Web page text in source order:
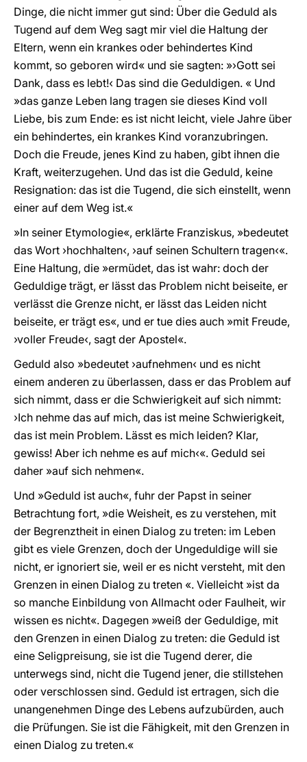
Dinge, die nicht immer gut sind: Über die Geduld als
Tugend auf dem Weg sagt mir viel die Haltung der
Eltern, wenn ein krankes oder behindertes Kind
kommt, so geboren wird« und sie sagten: »›Gott sei
Dank, dass es lebt!‹ Das sind die Geduldigen. « Und
»das ganze Leben lang tragen sie dieses Kind voll
Liebe, bis zum Ende: es ist nicht leicht, viele Jahre über
ein behindertes, ein krankes Kind voranzubringen.
Doch die Freude, jenes Kind zu haben, gibt ihnen die
Kraft, weiterzugehen. Und das ist die Geduld, keine
Resignation: das ist die Tugend, die sich einstellt, wenn
einer auf dem Weg ist.«
»In seiner Etymologie«, erklärte Franziskus, »bedeutet
das Wort ›hochhalten‹, ›auf seinen Schultern tragen‹«.
Eine Haltung, die »ermüdet, das ist wahr: doch der
Geduldige trägt, er lässt das Problem nicht beiseite, er
verlässt die Grenze nicht, er lässt das Leiden nicht
beiseite, er trägt es«, und er tue dies auch »mit Freude,
›voller Freude‹, sagt der Apostel«.
Geduld also »bedeutet ›aufnehmen‹ und es nicht
einem anderen zu überlassen, dass er das Problem auf
sich nimmt, dass er die Schwierigkeit auf sich nimmt:
›Ich nehme das auf mich, das ist meine Schwierigkeit,
das ist mein Problem. Lässt es mich leiden? Klar,
gewiss! Aber ich nehme es auf mich‹«. Geduld sei
daher »auf sich nehmen«.
Und »Geduld ist auch«, fuhr der Papst in seiner
Betrachtung fort, »die Weisheit, es zu verstehen, mit
der Begrenztheit in einen Dialog zu treten: im Leben
gibt es viele Grenzen, doch der Ungeduldige will sie
nicht, er ignoriert sie, weil er es nicht versteht, mit den
Grenzen in einen Dialog zu treten «. Vielleicht »ist da
so manche Einbildung von Allmacht oder Faulheit, wir
wissen es nicht«. Dagegen »weiß der Geduldige, mit
den Grenzen in einen Dialog zu treten: die Geduld ist
eine Seligpreisung, sie ist die Tugend derer, die
unterwegs sind, nicht die Tugend jener, die stillstehen
oder verschlossen sind. Geduld ist ertragen, sich die
unangenehmen Dinge des Lebens aufzubürden, auch
die Prüfungen. Sie ist die Fähigkeit, mit den Grenzen in
einen Dialog zu treten.«